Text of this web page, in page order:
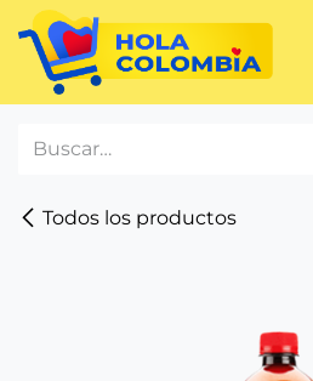
Ir al contenido
Todos los productos